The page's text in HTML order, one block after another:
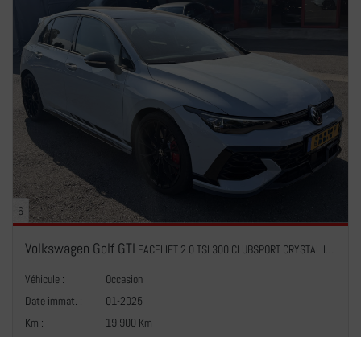
6
Volkswagen Golf GTI FACELIFT 2.0 TSI 300 CLUBSPORT CRYSTAL ICE BLUE IQ LIGHT HARMAN KARDON PANO NAVI
Véhicule :
Occasion
Date immat. :
01-2025
Km :
19.900 Km